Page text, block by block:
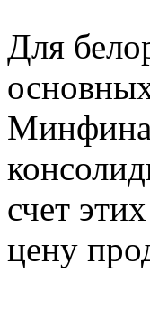
Для
счет
цену